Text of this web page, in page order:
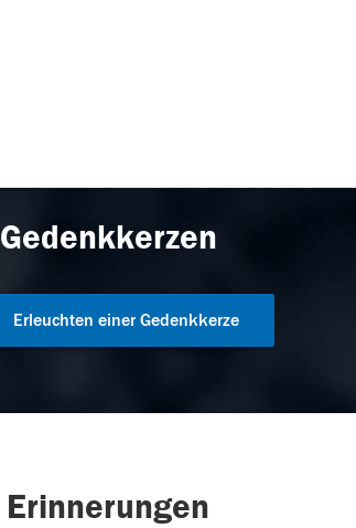
Gedenkkerzen
Erleuchten einer Gedenkkerze
Erinnerungen